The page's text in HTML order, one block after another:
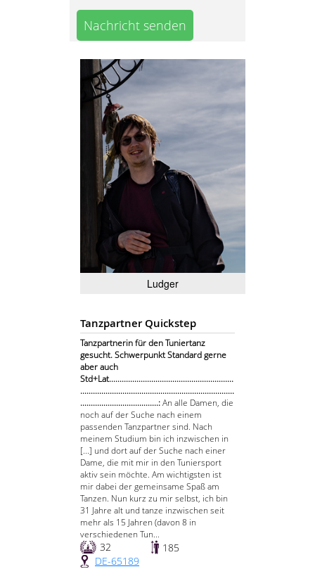
Nachricht senden
Ludger
Tanzpartner Quickstep
Tanzpartnerin für den Tuniertanz
gesucht. Schwerpunkt Standard gerne
aber auch
Std+Lat...........................................................
.........................................................................
.....................................:An alle Damen, die
noch auf der Suche nach einem
passenden Tanzpartner sind. Nach
meinem Studium bin ich inzwischen in
[...] und dort auf der Suche nach einer
Dame, die mit mir in den Tuniersport
aktiv sein möchte. Am wichtigsten ist
mir dabei der gemeinsame Spaß am
Tanzen. Nun kurz zu mir selbst, ich bin
31 Jahre alt und tanze inzwischen seit
mehr als 15 Jahren (davon 8 in
verschiedenen Tun...
32
185
DE-65189